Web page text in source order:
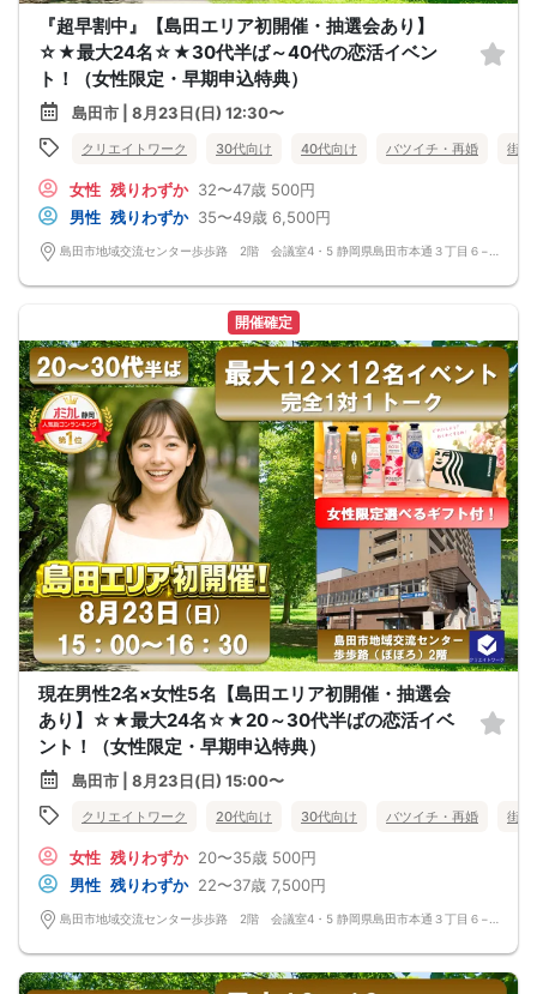
『超早割中』【島田エリア初開催・抽選会あり】
☆★最大24名☆★30代半ば～40代の恋活イベン
ト！（女性限定・早期申込特典）
島田市 | 8月23日(日) 12:30〜
クリエイトワーク 30代向け 40代向け バツイチ・再婚 街コ
女性 残りわずか 32〜47歳 500円
男性 残りわずか 35〜49歳 6,500円
開催確定
現在男性2名×女性5名【島田エリア初開催・抽選会
あり】☆★最大24名☆★20～30代半ばの恋活イベ
ント！（女性限定・早期申込特典）
島田市 | 8月23日(日) 15:00〜
クリエイトワーク 20代向け 30代向け バツイチ・再婚 街コ
女性 残りわずか 20〜35歳 500円
男性 残りわずか 22〜37歳 7,500円